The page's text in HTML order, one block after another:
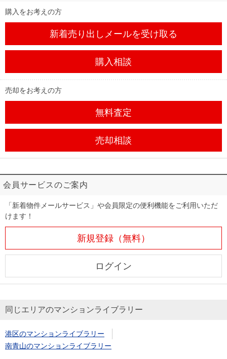
購入をお考えの方
新着売り出しメールを受け取る
購入相談
売却をお考えの方
無料査定
売却相談
会員サービスのご案内
「新着物件メールサービス」や会員限定の便利機能をご利用いただ
けます！
新規登録（無料）
ログイン
同じエリアのマンションライブラリー
港区のマンションライブラリー
南青山のマンションライブラリー